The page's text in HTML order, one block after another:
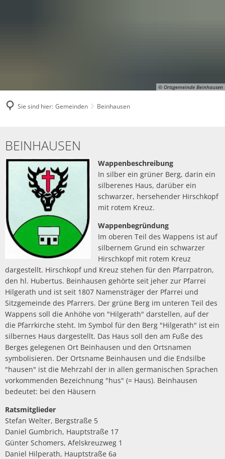
© Ortsgemeinde Beinhausen
Sie sind hier: Gemeinden Beinhausen
BEINHAUSEN
Wappenbeschreibung
In silber ein grüner Berg, darin ein
silberenes Haus, darüber ein
schwarzer, hersehender Hirschkopf
mit rotem Kreuz.
Wappenbegründung
Im oberen Teil des Wappens ist auf
silbernem Grund ein schwarzer
Hirschkopf mit rotem Kreuz
dargestellt. Hirschkopf und Kreuz stehen für den Pfarrpatron,
den hl. Hubertus. Beinhausen gehörte seit jeher zur Pfarrei
Hilgerath und ist seit 1807 Namensträger der Pfarrei und
Sitzgemeinde des Pfarrers. Der grüne Berg im unteren Teil des
Wappens soll die Anhöhe von "Hilgerath" darstellen, auf der
die Pfarrkirche steht. Im Symbol für den Berg "Hilgerath" ist ein
silbernes Haus dargestellt. Das Haus soll den am Fuße des
Berges gelegenen Ort Beinhausen und den Ortsnamen
symbolisieren. Der Ortsname Beinhausen und die Endsilbe
"hausen" ist die Mehrzahl der in allen germanischen Sprachen
vorkommenden Bezeichnung "hus" (= Haus). Beinhausen
bedeutet: bei den Häusern
Ratsmitglieder
Stefan Welter, Bergstraße 5
Daniel Gumbrich, Hauptstraße 17
Günter Schomers, Afelskreuzweg 1
Daniel Hilperath, Hauptstraße 6a